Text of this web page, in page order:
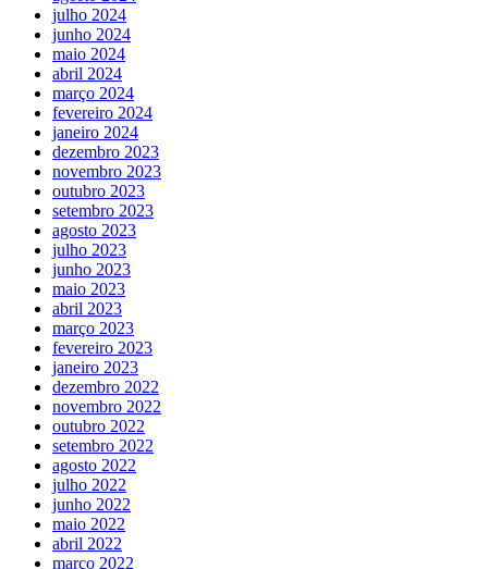
julho 2024
junho 2024
maio 2024
abril 2024
março 2024
fevereiro 2024
janeiro 2024
dezembro 2023
novembro 2023
outubro 2023
setembro 2023
agosto 2023
julho 2023
junho 2023
maio 2023
abril 2023
março 2023
fevereiro 2023
janeiro 2023
dezembro 2022
novembro 2022
outubro 2022
setembro 2022
agosto 2022
julho 2022
junho 2022
maio 2022
abril 2022
março 2022